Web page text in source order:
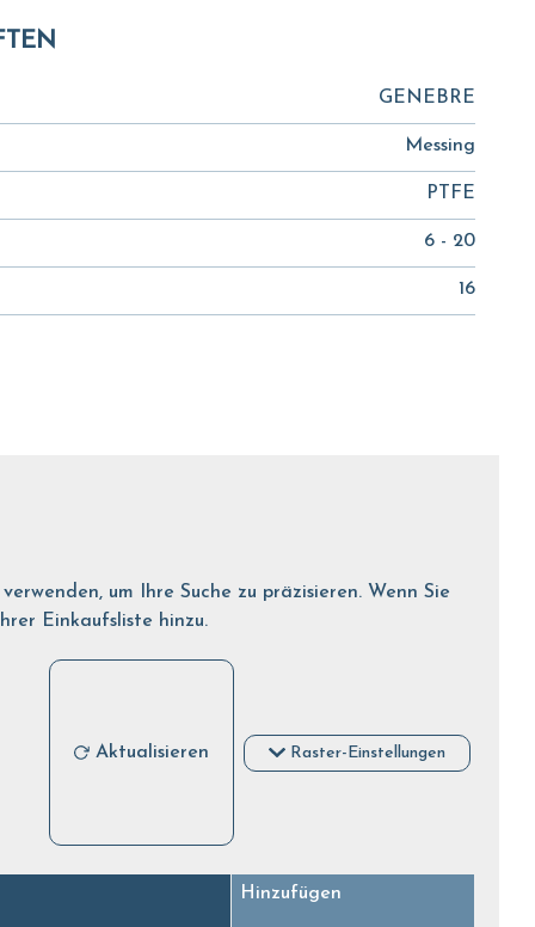
GENEBRE
Messing
PTFE
6 - 20
16
um Ihre Suche zu präzisieren. Wenn Sie
Einkaufsliste hinzu.
Aktualisieren Raster-Einstellungen
Hinzufügen